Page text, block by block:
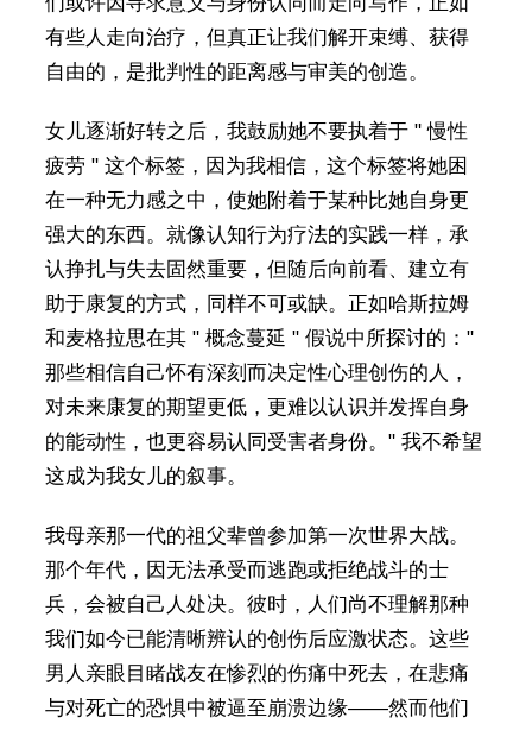
有些人走向治疗，但真正让我们解开束缚、获得
自由的，是批判性的距离感与审美的创造。
女儿逐渐好转之后，我鼓励她不要执着于 " 慢性
疲劳 " 这个标签，因为我相信，这个标签将她困
在一种无力感之中，使她附着于某种比她自身更
强大的东西。就像认知行为疗法的实践一样，承
认挣扎与失去固然重要，但随后向前看、建立有
助于康复的方式，同样不可或缺。正如哈斯拉姆
和麦格拉思在其 " 概念蔓延 " 假说中所探讨的："
那些相信自己怀有深刻而决定性心理创伤的人，
对未来康复的期望更低，更难以认识并发挥自身
的能动性，也更容易认同受害者身份。" 我不希望
这成为我女儿的叙事。
我母亲那一代的祖父辈曾参加第一次世界大战。
那个年代，因无法承受而逃跑或拒绝战斗的士
兵，会被自己人处决。彼时，人们尚不理解那种
我们如今已能清晰辨认的创伤后应激状态。这些
男人亲眼目睹战友在惨烈的伤痛中死去，在悲痛
与对死亡的恐惧中被逼至崩溃边缘——然而他们